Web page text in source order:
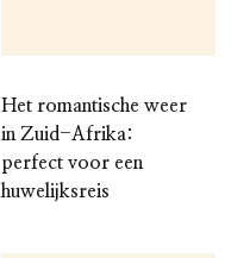
Het romantische weer
in Zuid-Afrika:
perfect voor een
huwelijksreis